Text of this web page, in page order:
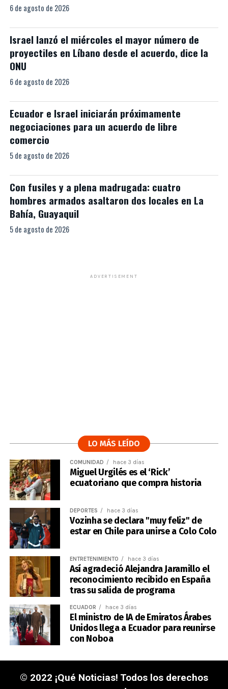
6 de agosto de 2026
Israel lanzó el miércoles el mayor número de
proyectiles en Líbano desde el acuerdo, dice la
ONU
6 de agosto de 2026
Ecuador e Israel iniciarán próximamente
negociaciones para un acuerdo de libre
comercio
5 de agosto de 2026
Con fusiles y a plena madrugada: cuatro
hombres armados asaltaron dos locales en La
Bahía, Guayaquil
5 de agosto de 2026
ADVERTISEMENT
LO MÁS LEÍDO
COMUNIDAD hace 3 días
Miguel Urgilés es el ‘Rick’
ecuatoriano que compra historia
DEPORTES hace 3 días
Vozinha se declara "muy feliz" de
estar en Chile para unirse a Colo Colo
ENTRETENIMIENTO hace 3 días
Así agradeció Alejandra Jaramillo el
reconocimiento recibido en España
tras su salida de programa
ECUADOR hace 3 días
El ministro de IA de Emiratos Árabes
Unidos llega a Ecuador para reunirse
con Noboa
© 2022 ¡Qué Noticias! Todos los derechos